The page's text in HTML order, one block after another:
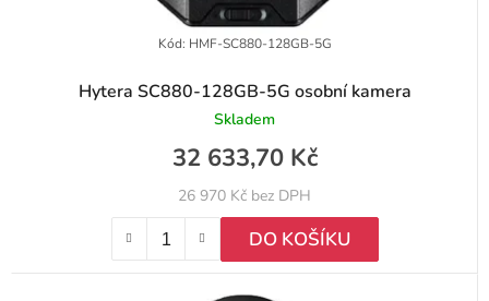
Hytera SC880-128GB-5G osobní kamera
Skladem
26 970 Kč bez DPH
32 633,70 Kč
DO KOŠÍKU
Kód: HMF-SC880-128GB-5G